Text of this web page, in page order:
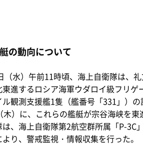
の動向について
水）午前11時頃、海上自衛隊は、
進するロシア海軍ウダロイ級フリ
観測支援艦1隻（艦番号「331」）の
）に、これらの艦艇が宗谷海峡を東
、海上自衛隊第2航空群所属「P-3C
り、警戒監視・情報収集を行った。